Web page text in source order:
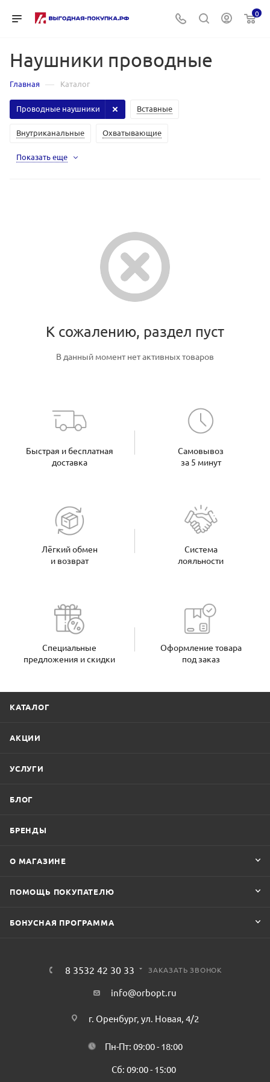
0
Наушники проводные
Главная — Каталог
Вставные
Внутриканальные Охватывающие
Проводные наушники
Показать еще
К сожалению, раздел пуст
В данный момент нет активных товаров
Быстрая и бесплатная
доставка
Самовывоз
за 5 минут
Лёгкий обмен
и возврат
Система
лояльности
Специальные
предложения и скидки
Оформление товара
под заказ
КАТАЛОГ
АКЦИИ
УСЛУГИ
БЛОГ
БРЕНДЫ
О МАГАЗИНЕ
ПОМОЩЬ ПОКУПАТЕЛЮ
БОНУСНАЯ ПРОГРАММА
8 3532 42 30 33 ЗАКАЗАТЬ ЗВОНОК
info@orbopt.ru
г. Оренбург, ул. Новая, 4/2
Пн-Пт: 09:00 - 18:00
Сб: 09:00 - 15:00